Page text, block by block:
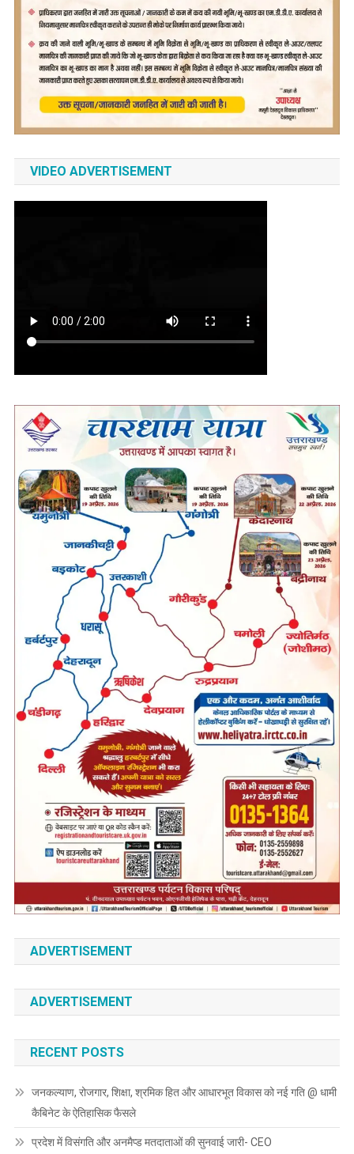
VIDEO ADVERTISEMENT
ADVERTISEMENT
ADVERTISEMENT
RECENT POSTS
जनकल्याण, रोजगार, शिक्षा, श्रमिक हित और आधारभूत विकास को नई गति @ धामी
कैबिनेट के ऐतिहासिक फैसले
प्रदेश में विसंगति और अनमैप्ड मतदाताओं की सुनवाई जारी- CEO